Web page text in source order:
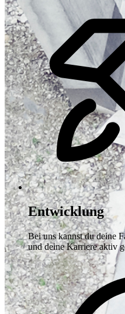
Entwicklung
Bei uns kannst du deine
und deine Karriere aktiv